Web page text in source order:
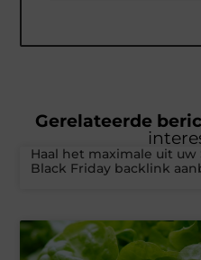
Gerelateerde
Haal het maximale uit
Black Friday backlink